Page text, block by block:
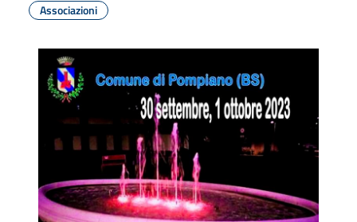
Associazioni